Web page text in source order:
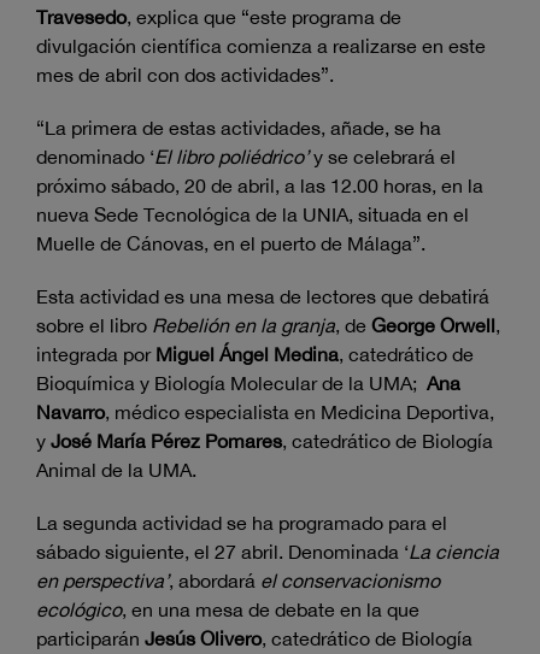
Travesedo, explica que “este programa de
divulgación científica comienza a realizarse en este
mes de abril con dos actividades”.
“La primera de estas actividades, añade, se ha
denominado ‘El libro poliédrico’y se celebrará el
próximo sábado, 20 de abril, a las 12.00 horas, en la
nueva Sede Tecnológica de la UNIA, situada en el
Muelle de Cánovas, en el puerto de Málaga”.
Esta actividad es una mesa de lectores que debatirá
sobre el libro Rebelión en la granja, de George Orwell,
integrada por Miguel Ángel Medina, catedrático de
Bioquímica y Biología Molecular de la UMA; Ana
Navarro, médico especialista en Medicina Deportiva,
y José María Pérez Pomares, catedrático de Biología
Animal de la UMA.
La segunda actividad se ha programado para el
sábado siguiente, el 27 abril. Denominada ‘La ciencia
en perspectiva’, abordará el conservacionismo
ecológico, en una mesa de debate en la que
participarán Jesús Olivero, catedrático de Biología